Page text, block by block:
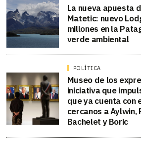
La nueva apuesta
Matetic: nuevo
millones en la
verde ambiental
POLÍTICA
Museo de los
iniciativa que
que ya cuenta con
cercanos a Aylwin,
Bachelet y Boric